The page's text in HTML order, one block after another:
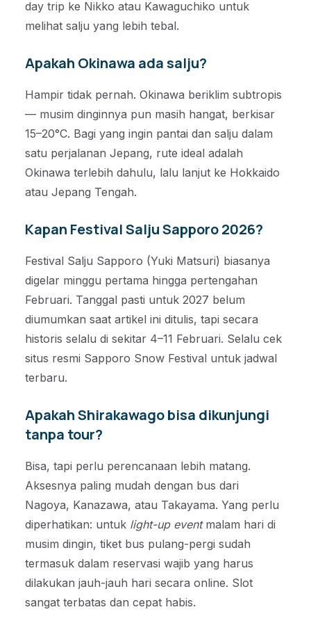
day trip ke Nikko atau Kawaguchiko untuk
melihat salju yang lebih tebal.
Apakah Okinawa ada salju?
Hampir tidak pernah. Okinawa beriklim subtropis
— musim dinginnya pun masih hangat, berkisar
15–20°C. Bagi yang ingin pantai dan salju dalam
satu perjalanan Jepang, rute ideal adalah
Okinawa terlebih dahulu, lalu lanjut ke Hokkaido
atau Jepang Tengah.
Kapan Festival Salju Sapporo 2026?
Festival Salju Sapporo (Yuki Matsuri) biasanya
digelar minggu pertama hingga pertengahan
Februari. Tanggal pasti untuk 2027 belum
diumumkan saat artikel ini ditulis, tapi secara
historis selalu di sekitar 4–11 Februari. Selalu cek
situs resmi Sapporo Snow Festival untuk jadwal
terbaru.
Apakah Shirakawago bisa dikunjungi
tanpa tour?
Bisa, tapi perlu perencanaan lebih matang.
Aksesnya paling mudah dengan bus dari
Nagoya, Kanazawa, atau Takayama. Yang perlu
diperhatikan: untuk light-up eventmalam hari di
musim dingin, tiket bus pulang-pergi sudah
termasuk dalam reservasi wajib yang harus
dilakukan jauh-jauh hari secara online. Slot
sangat terbatas dan cepat habis.